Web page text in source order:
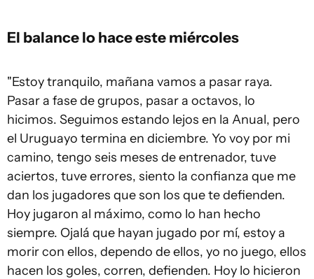
El balance lo hace este miércoles
"Estoy tranquilo, mañana vamos a pasar raya.
Pasar a fase de grupos, pasar a octavos, lo
hicimos. Seguimos estando lejos en la Anual, pero
el Uruguayo termina en diciembre. Yo voy por mi
camino, tengo seis meses de entrenador, tuve
aciertos, tuve errores, siento la confianza que me
dan los jugadores que son los que te defienden.
Hoy jugaron al máximo, como lo han hecho
siempre. Ojalá que hayan jugado por mí, estoy a
morir con ellos, dependo de ellos, yo no juego, ellos
hacen los goles, corren, defienden. Hoy lo hicieron